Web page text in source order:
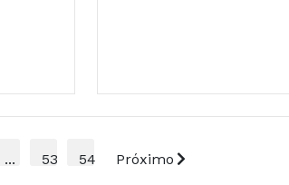
... 53 54 Próximo